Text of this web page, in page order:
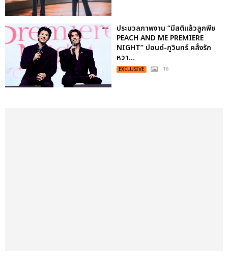
ประมวลภาพงาน “มีสติแล้วลูกพีช
PEACH AND ME PREMIERE
NIGHT” ปอนด์-ภูวินทร์ คลั่งรัก
หวา...
EXCLUSIVE : 16